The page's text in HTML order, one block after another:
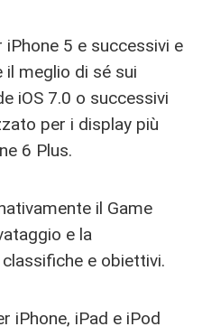
5 e successivi e
il meglio di sé sui
iOS 7.0 o successivi
per i display più
6 Plus.
il Game
e la
e obiettivi.
iPhone, iPad e iPod